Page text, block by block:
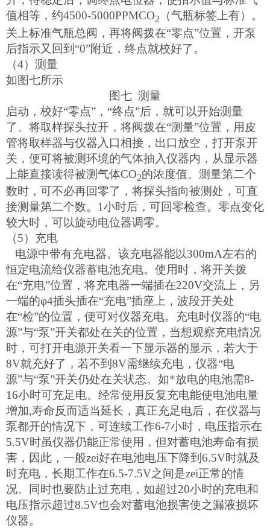
值相等，约4500-5000PPMCO2
（气瓶标签上有）。
关上标准气瓶总阀，再将阀拨在“零点”位置，开泵
后指示又回到“0”附近，终点就校好了。
（4）测量
如图七所示
图七 测量
启动，校好“零点”，“终点”后，就可以开始测量
了。将取样探头拉开，将阀拨在“测量”位置，用皮
管将取样器与仪器入口相接，出口放空，打开泵开
关，便可将被测环境的气体抽入仪器内，从显示器
上能直接读得被测气体CO2的浓度值。测量第二个
数时，可不必再回零了，将探头指向被测处，可直
接测量第二个数。1小时后，可回零检查。零点变化
较大时，可以旋动电位器调零。
（5）充电
电源中带有充电器。该充电器能以300mA左右的
恒定电流给仪器蓄电池充电。使用时，将开关拨
在“充电”位置，将充电器一端插在220V交流上，另
一端的φ4插头插在“充电”插座上，波段开关处
在“检”的位置，便可对仪器充电。充电时仪器的“电
源”与“泵”开关都处在关的位置，当想观察充电情况
时，可打开电源开关看一下显示器的显示，若大于
8V就充好了，若不到8V需继续充电，仪器“电
源”与“泵”开关仍处在关状态。如*放电的电池需8-
16小时可充足电。经常使用反复充电能使电池电量
增加,寿命反而适当延长，真正充足电后，在仪器与
泵都开的情况下，可连续工作6-7小时，电压指示在
5.5V时虽仪器仍能正常使用，但对蓄电池寿命有损
害，因此，一般zei好在电池电压下降到6.5V时就及
时充电，长期工作在6.5-7.5V之间是zei正常的情
况。同时也要防止过充电，如超过20小时的充电和
电压指示超过8.5V也会对蓄电池损害使之漏液损坏
仪器。